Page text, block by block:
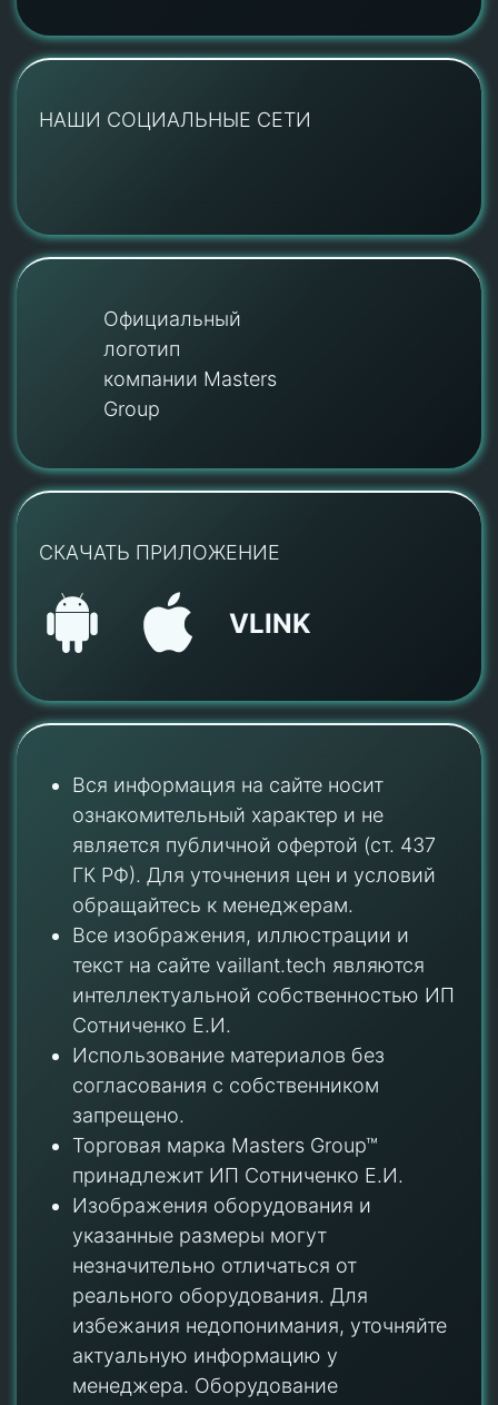
НАШИ СОЦИАЛЬНЫЕ СЕТИ
Официальный
логотип
компании Masters
Group
СКАЧАТЬ ПРИЛОЖЕНИЕ
VLINK
Вся информация на сайте носит
ознакомительный характер и не
является публичной офертой (ст. 437
ГК РФ). Для уточнения цен и условий
обращайтесь к менеджерам.
Все изображения, иллюстрации и
текст на сайте vaillant.tech являются
интеллектуальной собственностью ИП
Сотниченко Е.И.
Использование материалов без
согласования с собственником
запрещено.
Торговая марка Masters Group™
принадлежит ИП Сотниченко Е.И.
Изображения оборудования и
указанные размеры могут
незначительно отличаться от
реального оборудования. Для
избежания недопонимания, уточняйте
актуальную информацию у
менеджера. Оборудование